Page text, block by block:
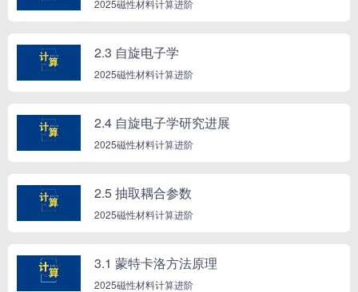
2025磁性材料计算进阶
2.3 自旋电子学
2025磁性材料计算进阶
2.4 自旋电子学研究进展
2025磁性材料计算进阶
2.5 抽取耦合参数
2025磁性材料计算进阶
3.1 蒙特卡洛方法原理
2025磁性材料计算进阶